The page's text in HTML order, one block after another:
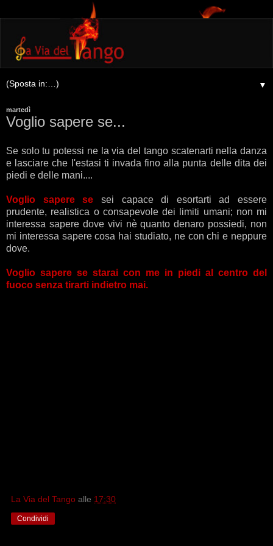
▼
martedì
Voglio sapere se...
Se solo tu potessi ne la via del tango scatenarti nella danza
e lasciare che l'estasi ti invada fino alla punta delle dita dei
piedi e delle mani....
Voglio sapere se sei capace di esortarti ad essere
prudente, realistica o consapevole dei limiti umani; non mi
interessa sapere dove vivi nè quanto denaro possiedi, non
mi interessa sapere cosa hai studiato, ne con chi e neppure
dove.
Voglio sapere se starai con me in piedi al centro del
fuoco senza tirarti indietro mai.
La Via del Tango alle 17:30
Condividi